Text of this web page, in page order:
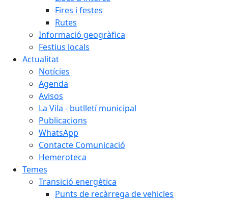
Fires i festes
Rutes
Informació geogràfica
Festius locals
Actualitat
Notícies
Agenda
Avisos
La Vila - butlletí municipal
Publicacions
WhatsApp
Contacte Comunicació
Hemeroteca
Temes
Transició energètica
Punts de recàrrega de vehicles